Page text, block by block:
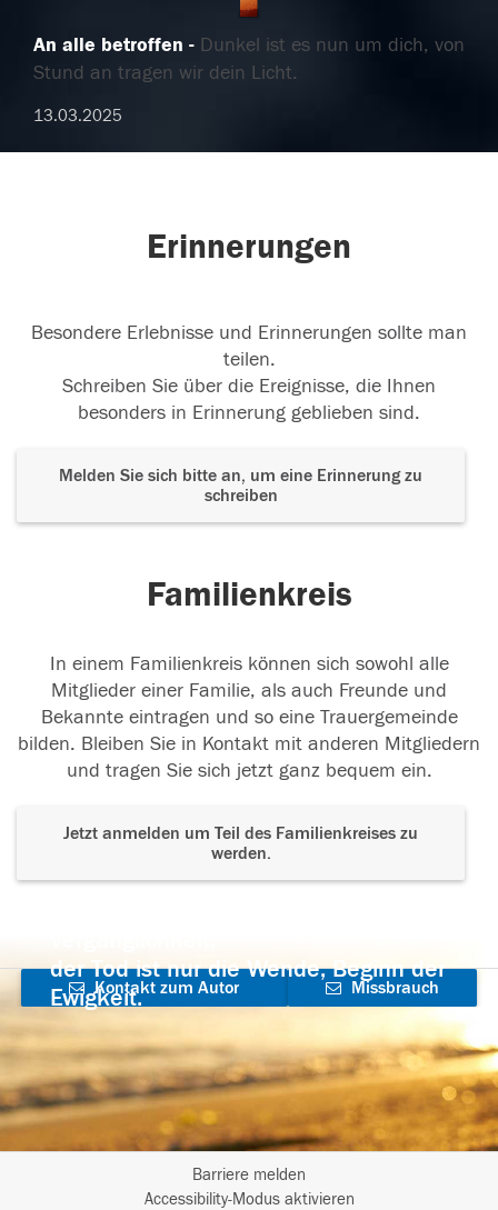
An alle betroffen
Dunkel ist es nun um dich, von
Stund an tragen wir dein Licht.
13.03.2025
Erinnerungen
Besondere Erlebnisse und Erinnerungen sollte man
teilen.
Schreiben Sie über die Ereignisse, die Ihnen
besonders in Erinnerung geblieben sind.
Melden Sie sich bitte an, um eine Erinnerung zu
schreiben
Familienkreis
In einem Familienkreis können sich sowohl alle
Mitglieder einer Familie, als auch Freunde und
Bekannte eintragen und so eine Trauergemeinde
bilden. Bleiben Sie in Kontakt mit anderen Mitgliedern
und tragen Sie sich jetzt ganz bequem ein.
Jetzt anmelden um Teil des Familienkreises zu
werden.
der Tod ist nur die Wende, Beginn der
Ewigkeit.
Kontakt zum Autor
aufnehmen
Missbrauch
Barriere melden
Accessibility-Modus aktivieren